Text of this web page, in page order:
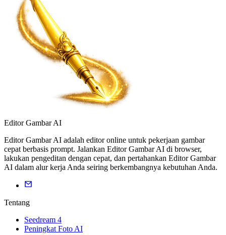
Editor Gambar AI
Editor Gambar AI adalah editor online untuk pekerjaan gambar
cepat berbasis prompt. Jalankan Editor Gambar AI di browser,
lakukan pengeditan dengan cepat, dan pertahankan Editor Gambar
AI dalam alur kerja Anda seiring berkembangnya kebutuhan Anda.
Tentang
Seedream 4
Peningkat Foto AI